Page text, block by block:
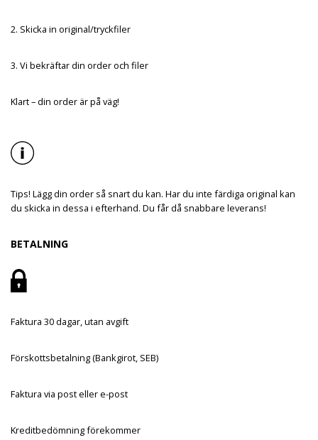
2. Skicka in original/tryckfiler
3. Vi bekräftar din order och filer
Klart – din order är på väg!
Tips! Lägg din order så snart du kan. Har du inte färdiga original kan
du skicka in dessa i efterhand. Du får då snabbare leverans!
BETALNING
Faktura 30 dagar, utan avgift
Förskottsbetalning (Bankgirot, SEB)
Faktura via post eller e-post
Kreditbedömning förekommer